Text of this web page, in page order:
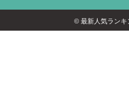
© 最新人気ランキ